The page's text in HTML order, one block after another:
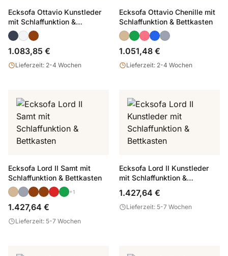
Ecksofa Ottavio Kunstleder
mit Schlaffunktion &
Bettkasten
1.083,85 €
Lieferzeit: 2-4 Wochen
Ecksofa Ottavio Chenille mit
Schlaffunktion & Bettkasten
1.051,48 €
Lieferzeit: 2-4 Wochen
Ecksofa Lord II Samt mit
Schlaffunktion & Bettkasten
+1
1.427,64 €
Lieferzeit: 5-7 Wochen
Ecksofa Lord II Kunstleder
mit Schlaffunktion &
1.427,64 €
Lieferzeit: 5-7 Wochen